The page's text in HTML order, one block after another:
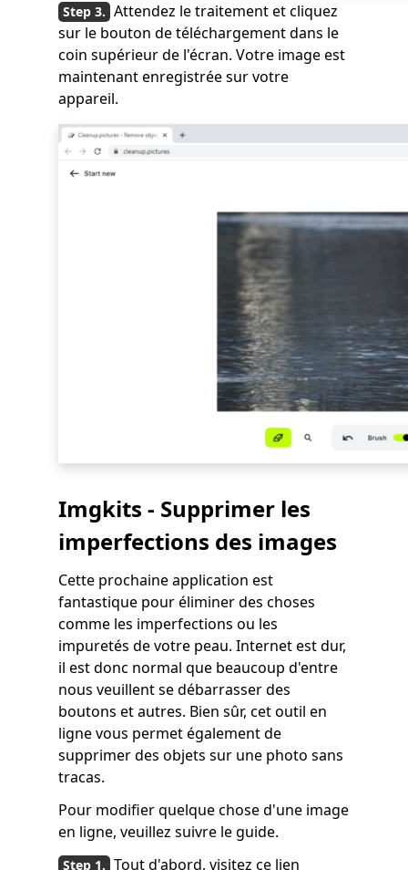
Attendez le traitement et cliquez
sur le bouton de téléchargement dans le
coin supérieur de l'écran. Votre image est
maintenant enregistrée sur votre
appareil.
Imgkits - Supprimer les
imperfections des images
Cette prochaine application est
fantastique pour éliminer des choses
comme les imperfections ou les
impuretés de votre peau. Internet est dur,
il est donc normal que beaucoup d'entre
nous veuillent se débarrasser des
boutons et autres. Bien sûr, cet outil en
ligne vous permet également de
supprimer des objets sur une photo sans
tracas.
Pour modifier quelque chose d'une image
en ligne, veuillez suivre le guide.
Tout d'abord, visitez ce lien